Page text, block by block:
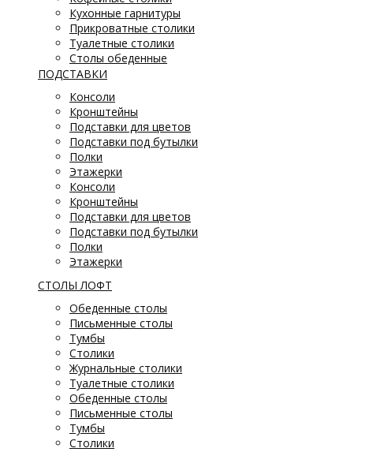
Кухонные гарнитуры
Прикроватные столики
Туалетные столики
Столы обеденные
ПОДСТАВКИ
Консоли
Кронштейны
Подставки для цветов
Подставки под бутылки
Полки
Этажерки
Консоли
Кронштейны
Подставки для цветов
Подставки под бутылки
Полки
Этажерки
СТОЛЫ ЛОФТ
Обеденные столы
Письменные столы
Тумбы
Столики
Журнальные столики
Туалетные столики
Обеденные столы
Письменные столы
Тумбы
Столики